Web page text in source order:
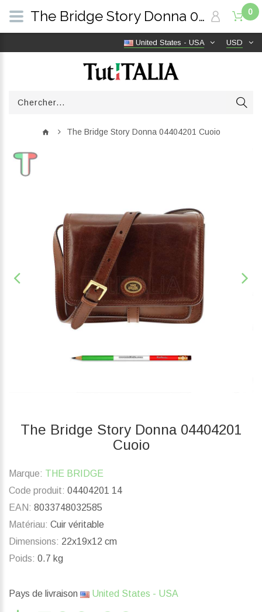
USD
United States - USA
0
The Bridge Story Donna 04404201 Cuoio
The Bridge Story Donna 04404201
Cuoio
Marque: THE BRIDGE
Code produit: 04404201 14
EAN: 8033748032585
Matériau: Cuir véritable
Dimensions: 22x19x12 cm
Poids: 0.7 kg
Pays de livraison United States - USA
The Bridge Story Donna 04404201 Cuoio | TutITALIA